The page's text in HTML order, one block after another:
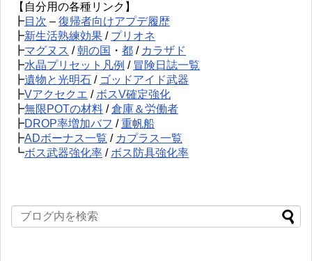
【自分用の各種リンク】
┣目次 – 復帰者向けアプデ履歴
┣新生活熟練効果 / プリオネ
┣マグヌス /朝の国 ・ 都 / カラザド
┣水晶プリセット凡例 / 冒険日誌一覧
┣遺物と光明石 / ゴッドアイド武器
┣Vアクセクエ / ボスV確定強化
┣無限POTの材料 /倉庫＆労働者
┣DROP率増加バフ /重帆船
┣ADボーナス一覧 / カプラス一覧
┗ボス武器強化率 / ボス防具強化率